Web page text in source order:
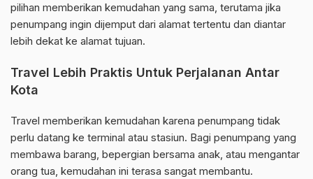
pilihan memberikan kemudahan yang sama, terutama jika
penumpang ingin dijemput dari alamat tertentu dan diantar
lebih dekat ke alamat tujuan.
Travel Lebih Praktis Untuk Perjalanan Antar
Kota
Travel memberikan kemudahan karena penumpang tidak
perlu datang ke terminal atau stasiun. Bagi penumpang yang
membawa barang, bepergian bersama anak, atau mengantar
orang tua, kemudahan ini terasa sangat membantu.